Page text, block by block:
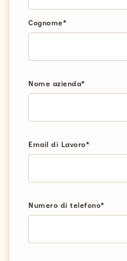
Cognome*
Nome azienda*
Email di Lavoro*
Numero di telefono*